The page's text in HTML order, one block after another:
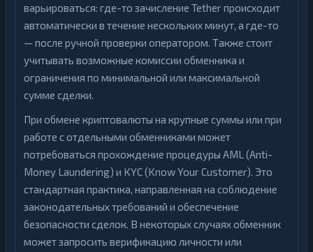
варьироваться: где-то зачисление Tether происходит
автоматически в течение нескольких минут, а где-то
— после ручной проверки оператором. Также стоит
учитывать возможные комиссии обменника и
ограничения по минимальной или максимальной
сумме сделки.
При обмене криптовалюты на крупные суммы или при
работе с отдельными обменниками может
потребоваться прохождение процедуры AML (Anti-
Money Laundering) и KYC (Know Your Customer). Это
стандартная практика, направленная на соблюдение
законодательных требований и обеспечение
безопасности сделок. В некоторых случаях обменник
может запросить верификацию личности или